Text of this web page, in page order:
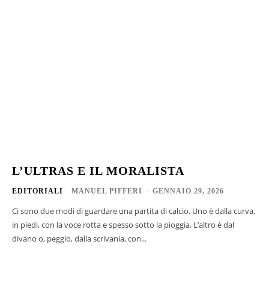
L’ULTRAS E IL MORALISTA
EDITORIALI MANUEL PIFFERI - GENNAIO 29, 2026
Ci sono due modi di guardare una partita di calcio. Uno è dalla curva,
in piedi, con la voce rotta e spesso sotto la pioggia. L’altro è dal
divano o, peggio, dalla scrivania, con...